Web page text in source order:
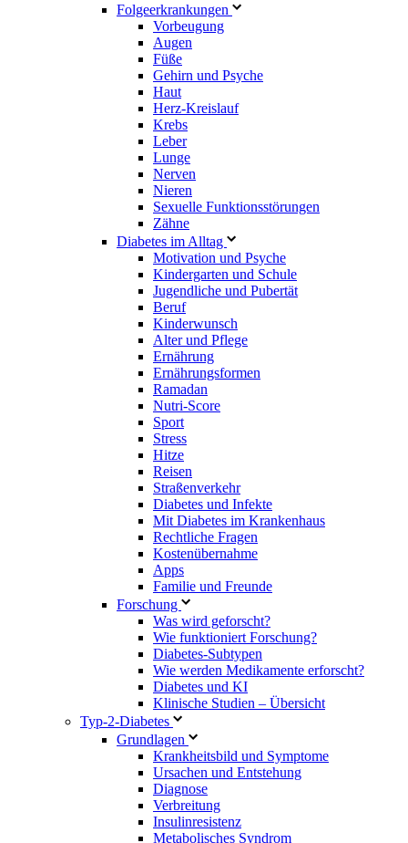
Folgeerkrankungen
Vorbeugung
Augen
Füße
Gehirn und Psyche
Haut
Herz-Kreislauf
Krebs
Leber
Lunge
Nerven
Nieren
Sexuelle Funktionsstörungen
Zähne
Diabetes im Alltag
Motivation und Psyche
Kindergarten und Schule
Jugendliche und Pubertät
Beruf
Kinderwunsch
Alter und Pflege
Ernährung
Ernährungsformen
Ramadan
Nutri-Score
Sport
Stress
Hitze
Reisen
Straßenverkehr
Diabetes und Infekte
Mit Diabetes im Krankenhaus
Rechtliche Fragen
Kostenübernahme
Apps
Familie und Freunde
Forschung
Was wird geforscht?
Wie funktioniert Forschung?
Diabetes-Subtypen
Wie werden Medikamente erforscht?
Diabetes und KI
Klinische Studien – Übersicht
Typ-2-Diabetes
Grundlagen
Krankheitsbild und Symptome
Ursachen und Entstehung
Diagnose
Verbreitung
Insulinresistenz
Metabolisches Syndrom